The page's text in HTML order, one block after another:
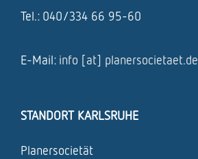
Tel.: 040/334 66 95-60
E-Mail: info [at] planersocietaet.de
STANDORT KARLSRUHE
Planersocietät